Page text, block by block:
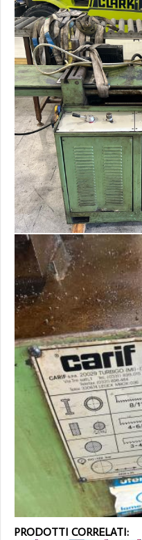
PRODOTTI CORRELATI: